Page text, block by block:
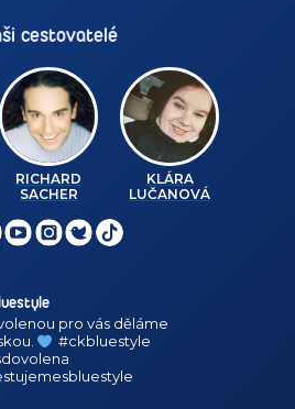
cestovatelé
RICHARD
SACHER
KLÁRA
LUČANOVÁ
pro vás děláme
#ckbluestyle